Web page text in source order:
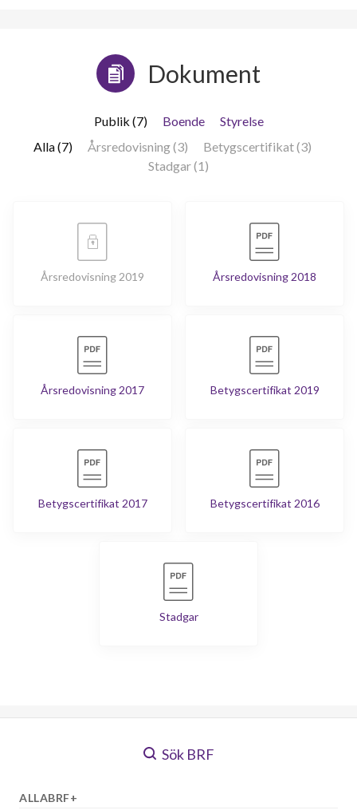
Dokument
Publik (7) Boende
Styrelse
Alla (7)
Årsredovisning (3)
Betygscertifikat (3)
Stadgar (1)
Årsredovisning 2019 Årsredovisning 2018
Årsredovisning 2017 Betygscertifikat 2019
Betygscertifikat 2017 Betygscertifikat 2016
Stadgar
Sök BRF
ALLABRF+